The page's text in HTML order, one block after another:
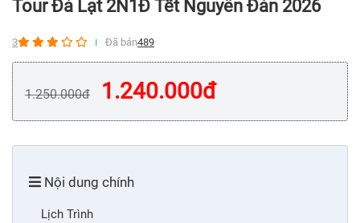
Tour Đà Lạt 2N1Đ Tết Nguyên Đán 2026
3 Đã bán489
1.250.000đ 1.240.000đ
Nội dung chính
Lịch Trình